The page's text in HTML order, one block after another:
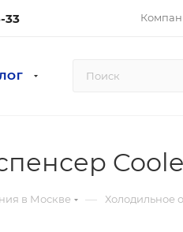
33
в Москве — Холодильное